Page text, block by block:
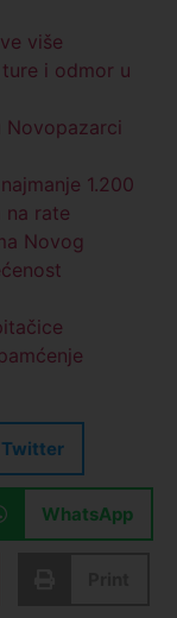
više
i odmor u
Novopazarci
1.200
na rate
Novog
Twitter
WhatsApp